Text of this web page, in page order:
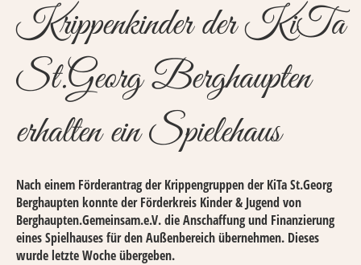
Krippenkinder der KiTa
St.Georg Berghaupten
erhalten ein Spielehaus
Nach einem Förderantrag der Krippengruppen der KiTa St.Georg
Berghaupten konnte der Förderkreis Kinder & Jugend von
Berghaupten.Gemeinsam.e.V. die Anschaffung und Finanzierung
eines Spielhauses für den Außenbereich übernehmen. Dieses
wurde letzte Woche übergeben.